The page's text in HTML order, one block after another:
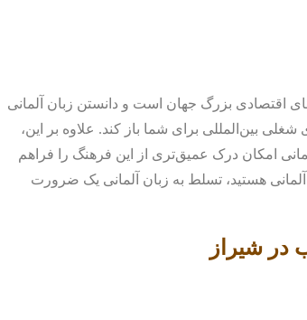
اقتصادی بزرگ جهان است و دانستن زبان آلمانی
بین‌المللی برای شما باز کند. علاوه بر این،
امکان درک عمیق‌تری از این فرهنگ را فراهم
هستید، تسلط به زبان آلمانی یک ضرورت
در شیراز